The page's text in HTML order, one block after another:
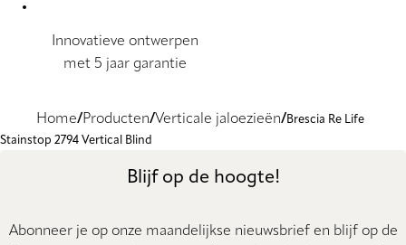
Innovatieve ontwerpen
met 5 jaar garantie
Home Producten Verticale jaloezieën
Brescia Re Life
Stainstop 2794 Vertical Blind
Blijf op de hoogte!
Abonneer je op onze maandelijkse nieuwsbrief en blijf op de